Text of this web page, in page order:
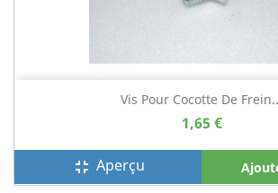
Vis Pour Cocotte De
1,65 €
fullscreen_exit Aperçu